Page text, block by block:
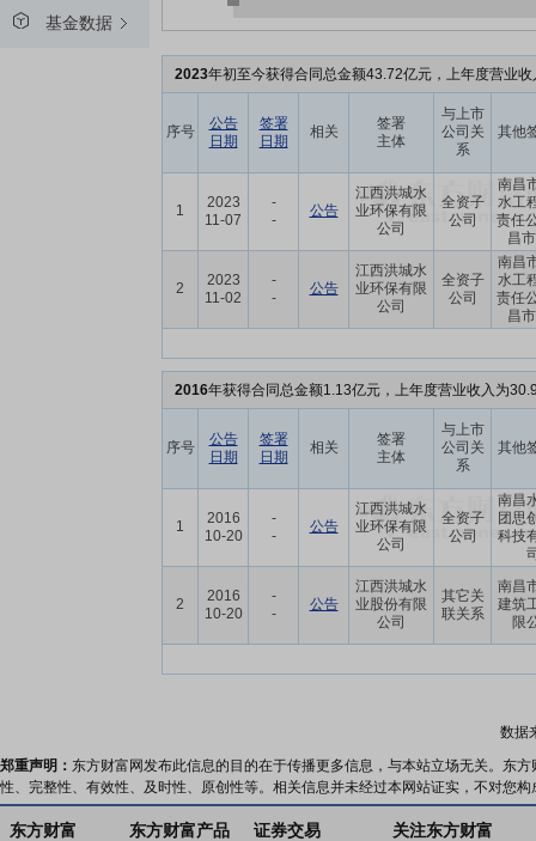
基金数据
2023年初至今获得合同总金额43.72亿元，上年度营业
序号
公告
日期
签署
日期
相关
签署
主体
与上市
公司关
系
其他
1
2023
11-07
-
-
公告
江西洪城水
业环保有限
公司
全资子
公司
南昌
水工
责任
昌
2
2023
11-02
-
-
公告
江西洪城水
业环保有限
公司
全资子
公司
南昌
水工
责任
昌
2016年获得合同总金额1.13亿元，上年度营业收入为
序号
公告
日期
签署
日期
相关
签署
主体
与上市
公司关
系
其他
1
2016
10-20
-
-
公告
江西洪城水
业环保有限
公司
全资子
公司
南昌
团思
科技
2
2016
10-20
-
-
公告
江西洪城水
业股份有限
公司
其它关
联关系
南昌
建筑
限
数据
郑重声明： 东方财富网发布此信息的目的在于传播更多信息，与本站立场无关。东
性、完整性、有效性、及时性、原创性等。相关信息并未经过本网站证实，不对您
东方财富 东方财富产品 证券交易 关注东方财富